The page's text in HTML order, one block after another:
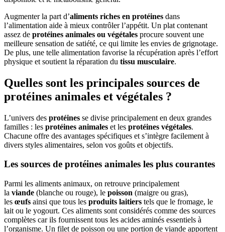
Augmenter la part d’aliments riches en protéines dans
l’alimentation aide à mieux contrôler l’appétit. Un plat contenant
assez de protéines animales ou végétales procure souvent une
meilleure sensation de satiété, ce qui limite les envies de grignotage.
De plus, une telle alimentation favorise la récupération après l’effort
physique et soutient la réparation du tissu musculaire.
Quelles sont les principales sources de
protéines animales et végétales ?
L’univers des protéines se divise principalement en deux grandes
familles : les protéines animales et les protéines végétales.
Chacune offre des avantages spécifiques et s’intègre facilement à
divers styles alimentaires, selon vos goûts et objectifs.
Les sources de protéines animales les plus courantes
Parmi les aliments animaux, on retrouve principalement
la viande (blanche ou rouge), le poisson (maigre ou gras),
les œufs ainsi que tous les produits laitiers tels que le fromage, le
lait ou le yogourt. Ces aliments sont considérés comme des sources
complètes car ils fournissent tous les acides aminés essentiels à
l’organisme. Un filet de poisson ou une portion de viande apportent